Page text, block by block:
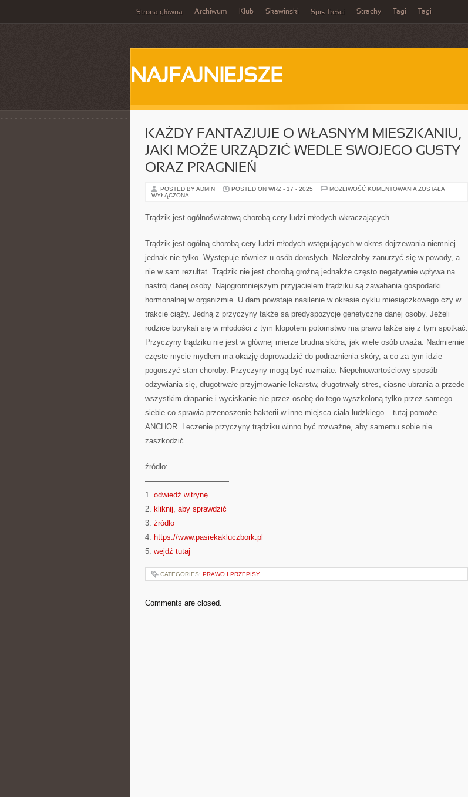
Strona główna Archiwum Klub Skawinski Spis Treści Strachy Tagi Tagi
NAJFAJNIEJSZE
KAŻDY FANTAZJUJE O WŁASNYM MIESZKANIU,
JAKI MOŻE URZĄDZIĆ WEDLE SWOJEGO GUSTY
ORAZ PRAGNIEŃ
POSTED BY ADMIN POSTED ON WRZ - 17 - 2025 MOŻLIWOŚĆ KOMENTOWANIA KAŻDY
WEDLE
SWOJEGO
ORAZ
ZOSTAŁA
WYŁĄCZONA
Trądzik jest ogólnoświatową chorobą cery ludzi młodych wkraczających
Trądzik jest ogólną chorobą cery ludzi młodych wstępujących w okres dojrzewania niemniej
jednak nie tylko. Występuje również u osób dorosłych. Należałoby zanurzyć się w powody, a
nie w sam rezultat. Trądzik nie jest chorobą groźną jednakże często negatywnie wpływa na
nastrój danej osoby. Najogromniejszym przyjacielem trądziku są zawahania gospodarki
hormonalnej w organizmie. U dam powstaje nasilenie w okresie cyklu miesiączkowego czy w
trakcie ciąży. Jedną z przyczyny także są predyspozycje genetyczne danej osoby. Jeżeli
rodzice borykali się w młodości z tym kłopotem potomstwo ma prawo także się z tym spotkać.
Przyczyny trądziku nie jest w głównej mierze brudna skóra, jak wiele osób uważa. Nadmiernie
częste mycie mydłem ma okazję doprowadzić do podrażnienia skóry, a co za tym idzie –
pogorszyć stan choroby. Przyczyny mogą być rozmaite. Niepełnowartościowy sposób
odżywiania się, długotrwałe przyjmowanie lekarstw, długotrwały stres, ciasne ubrania a przede
wszystkim drapanie i wyciskanie nie przez osobę do tego wyszkoloną tylko przez samego
siebie co sprawia przenoszenie bakterii w inne miejsca ciała ludzkiego – tutaj pomoże
ANCHOR. Leczenie przyczyny trądziku winno być rozważne, aby samemu sobie nie
zaszkodzić.
źródło:
———————————
1. odwiedź witrynę
2. kliknij, aby sprawdzić
3. źródło
4. https://www.pasiekakluczbork.pl
5. wejdź tutaj
CATEGORIES: PRAWO I PRZEPISY
Comments are closed.